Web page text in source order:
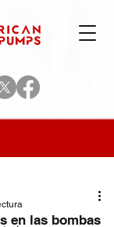
en las bombas